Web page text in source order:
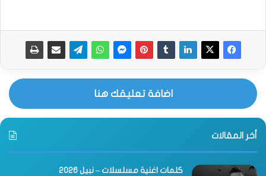
اضافة تعليقك هنا
أخر المقالات
كلمات اغنية مسلسلات – نبيل 2026